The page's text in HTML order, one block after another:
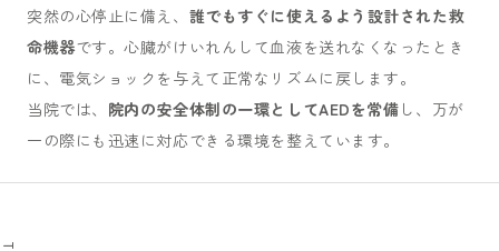
突然の心停止に備え、 誰でもすぐに使えるよう設計された救
命機器です。心臓がけいれんして血液を送れなくなったとき
に、電気ショックを与えて正常なリズムに戻します。
当院では、 院内の安全体制の一環としてAEDを常備 し、万が
一の際にも迅速に対応できる環境を整えています。